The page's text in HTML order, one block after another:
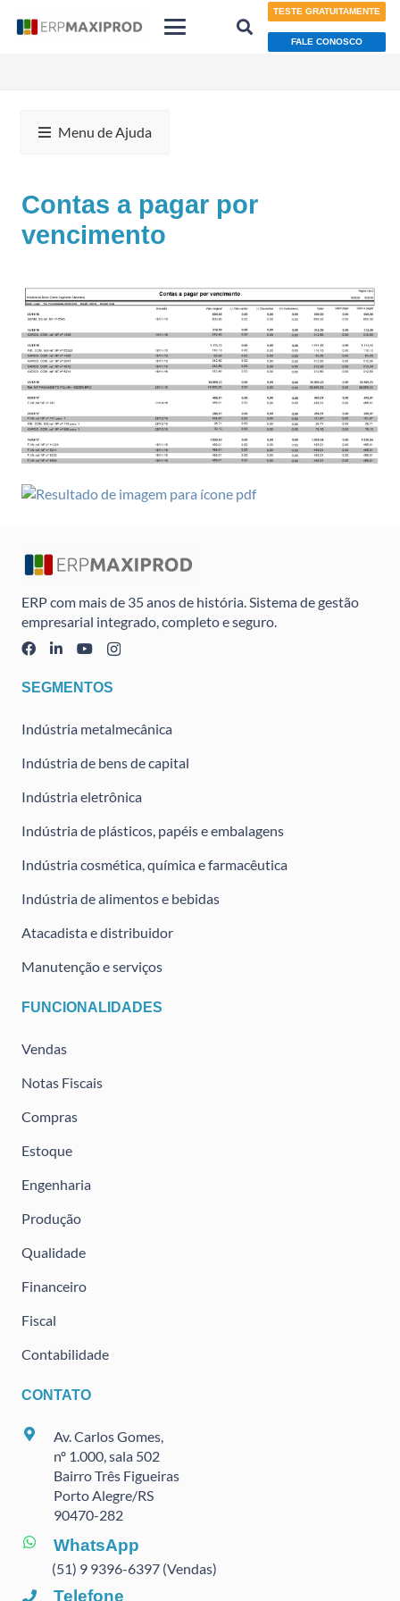
TESTE GRATUITAMENTE
FALE CONOSCO
Menu de Ajuda
Contas a pagar por
vencimento
ERP com mais de 35 anos de história. Sistema de gestão
empresarial integrado, completo e seguro.
SEGMENTOS
Indústria metalmecânica
Indústria de bens de capital
Indústria eletrônica
Indústria de plásticos, papéis e embalagens
Indústria cosmética, química e farmacêutica
Indústria de alimentos e bebidas
Atacadista e distribuidor
Manutenção e serviços
FUNCIONALIDADES
Vendas
Notas Fiscais
Compras
Estoque
Engenharia
Produção
Qualidade
Financeiro
Fiscal
Contabilidade
CONTATO
Av. Carlos Gomes,
nº 1.000, sala 502
Bairro Três Figueiras
Porto Alegre/RS
90470-282
WhatsApp
(51) 9 9396-6397 (Vendas)
Telefone